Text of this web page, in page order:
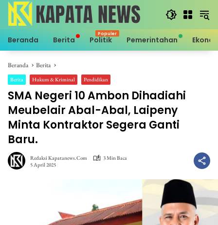
Langsung
konten
Beranda Berita Politik Pemerintahan
Beranda Berita
Berita Hukum & Kriminal Pendidikan
SMA Negeri 10 Ambon Dihadiahi
Meubelair Abal-Abal, Laipeny
Minta Kontraktor Segera Ganti
Baru.
Redaksi Kapatanews.com
3 Min Baca
5 April 2025